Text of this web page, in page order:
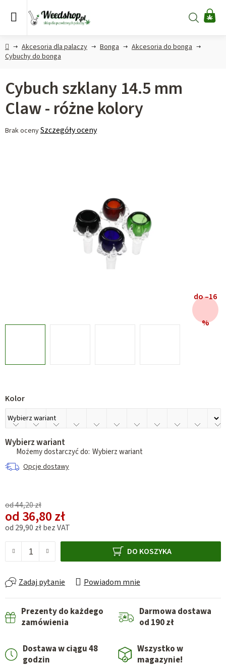
Szukaj
HomeAkcesoria dla palaczy Bonga
Akcesoria do bonga
Cybuchy do bonga
Kolor
Wybierz wariant
Wybierz wariant
Opcje dostawy
od 44,20 zł
od 36,80 zł
od 29,90 złbez VAT
DO KOSZYKA
Zadaj pytanie Powiadom mnie
Cybuch szklany 14.5 mm
Claw - różne kolory
Średnia
Brak ocenySzczegóły oceny
do –16
%
Prezenty do każdego
zamówienia
Darmowa dostawa
od 190 zł
Dostawa w ciągu 48
godzin
Wszystko w
magazynie!